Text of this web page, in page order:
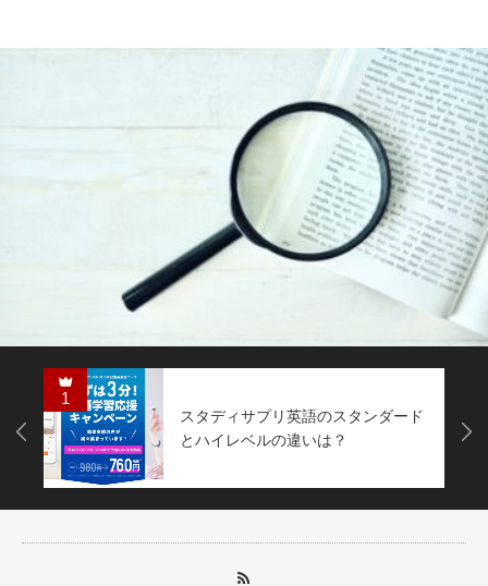
のスタンダード
？
ネイティブイング
を検証！メリッ
Next